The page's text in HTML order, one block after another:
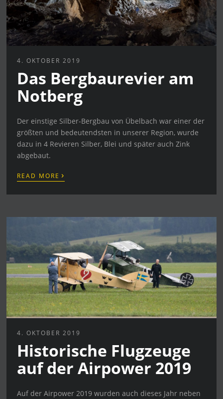
4. OKTOBER 2019
Das Bergbaurevier am
Notberg
Der einstige Silber-Bergbau von Übelbach war einer der
größten und bedeutendsten in unserer Region, wurde
dazu in 4 Revieren Silber, Blei und später auch Zink
abgebaut.
READ MORE ›
4. OKTOBER 2019
Historische Flugzeuge
auf der Airpower 2019
Auf der Airpower 2019 wurden auch dieses Jahr neben